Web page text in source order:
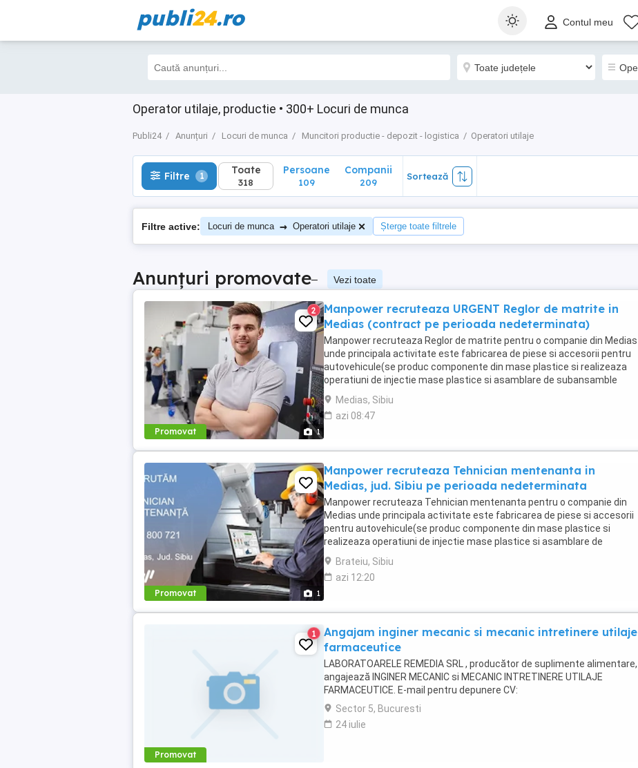
publi24.ro Contul meu
Operator utilaje, productie • 300+ Locuri de munca
Publi24 Anunțuri Locuri de munca Muncitori productie - depozit - logistica Operatori utilaje
Filtre 1 Toate
318
Filtre 1 Toate
318
Persoane
109
Companii
209
Sortează
Filtre active: Locuri de munca → Operatori utilaje Șterge toate filtrele
Anunțuri promovate– Vezi toate
Promovat 1
2
Manpower recruteaza URGENT Reglor de matrite in
Medias (contract pe perioada nedeterminata)
Manpower recruteaza Reglor de matrite pentru o companie din Medias
unde principala activitate este fabricarea de piese si accesorii pentru
autovehicule(se produc componente din mase plastice si realizeaza
operatiuni de injectie mase plastice si asamblare de subansamble
pentru industria auto). Responsabilitati ...
Medias, Sibiu
azi 08:47
Promovat 1
Manpower recruteaza Tehnician mentenanta in
Medias, jud. Sibiu pe perioada nedeterminata
Manpower recruteaza Tehnician mentenanta pentru o companie din
Medias unde principala activitate este fabricarea de piese si accesorii
pentru autovehicule(se produc componente din mase plastice si
realizeaza operatiuni de injectie mase plastice si asamblare de
subansamble pentru industria auto). Cerinte: - ...
Brateiu, Sibiu
azi 12:20
Promovat
1
Angajam inginer mecanic si mecanic intretinere utilaje
farmaceutice
LABORATOARELE REMEDIA SRL , producător de suplimente alimentare,
angajează INGINER MECANIC si MECANIC INTRETINERE UTILAJE
FARMACEUTICE. E-mail pentru depunere CV:
Sector 5, Bucuresti
24 iulie